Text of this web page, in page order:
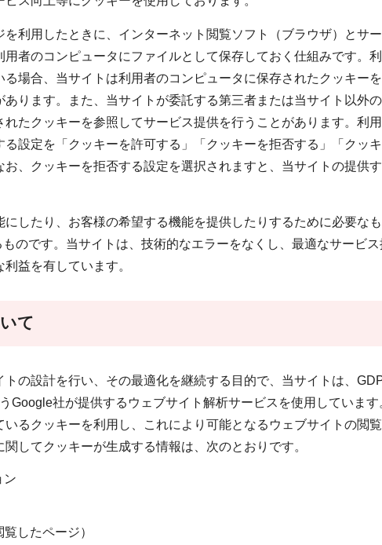
利用したときに、インターネット閲覧ソフト（ブラウザ）とサ
者のコンピュータにファイルとして保存しておく仕組みです。
る場合、当サイトは利用者のコンピュータに保存されたクッキー
ります。また、当サイトが委託する第三者または当サイト以外
たクッキーを参照してサービス提供を行うことがあります。利
る設定を「クッキーを許可する」「クッキーを拒否する」「クッ
お、クッキーを拒否する設定を選択されますと、当サイトの提供
したり、お客様の希望する機能を提供したりするために必要な
のです。当サイトは、技術的なエラーをなくし、最適なサービ
益を有しています。
て
の設計を行い、その最適化を継続する目的で、当サイトは、
Google社が提供するウェブサイト解析サービスを使用していま
るクッキーを利用し、これにより可能となるウェブサイトの閲
してクッキーが生成する情報は、次のとおりです。
ン
したページ）